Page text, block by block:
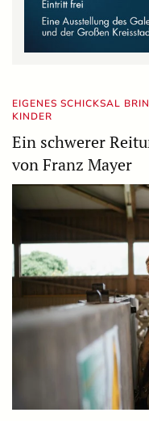
EIGENES SCHICKSAL
KINDER
Ein schwerer
von Franz Mayer